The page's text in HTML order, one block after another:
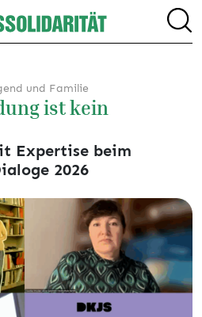
und Familie
ist kein
Expertise beim
2026